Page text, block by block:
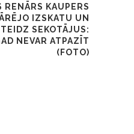
RENĀRS KAUPERS
IZSKATU UN
SEKOTĀJUS:
NEVAR ATPAZĪT
(FOTO)